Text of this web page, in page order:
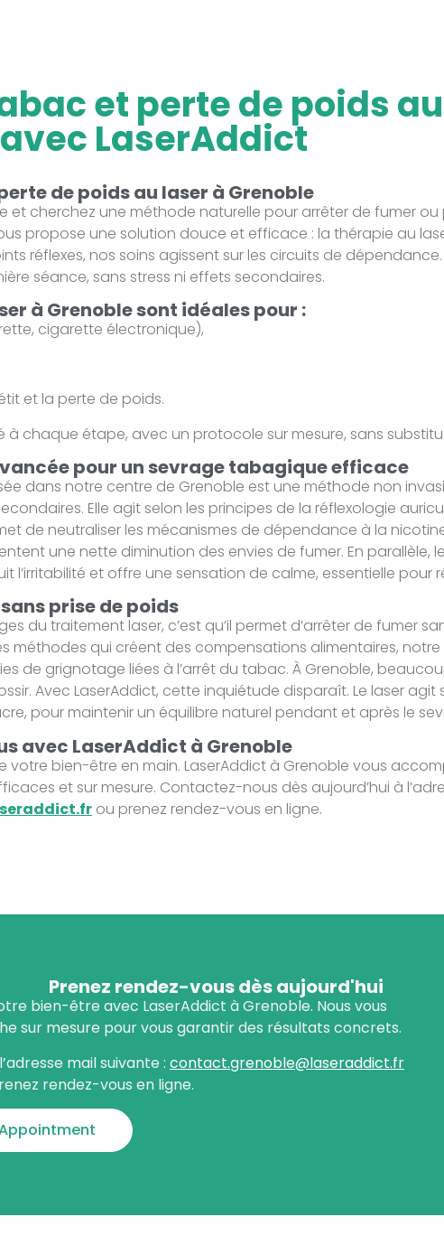
et perte de poids
LaserAddict
de poids au laser à Grenoble
et cherchez une méthode naturelle pour arrêter de fumer ou
propose une solution douce et efficace : la thérapie au
réflexes, nos soins agissent sur les circuits de
séance, sans stress ni effets secondaires.
à Grenoble sont idéales pour :
cigarette électronique),
et la perte de poids.
chaque étape, avec un protocole sur mesure, sans
pour un sevrage tabagique efficace
dans notre centre de Grenoble est une méthode non
Elle agit selon les principes de la réflexologie
de neutraliser les mécanismes de dépendance à la
une nette diminution des envies de fumer. En parallèle,
l’irritabilité et offre une sensation de calme, essentielle pour
prise de poids
du traitement laser, c’est qu’il permet d’arrêter de fumer
méthodes qui créent des compensations alimentaires,
de grignotage liées à l’arrêt du tabac. À Grenoble,
Avec LaserAddict, cette inquiétude disparaît. Le laser agit
pour maintenir un équilibre naturel pendant et après le
avec LaserAddict à Grenoble
votre bien-être en main. LaserAddict à Grenoble vous
et sur mesure. Contactez-nous dès aujourd’hui à
ou prenez rendez-vous en ligne.
Prenez rendez-vous dès aujourd'hui
bien-être avec LaserAddict à Grenoble. Nous vous
sur mesure pour vous garantir des résultats concrets.
mail suivante : contact.grenoble@laseraddict.fr
rendez-vous en ligne.